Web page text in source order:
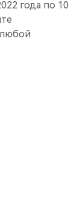
года по 10